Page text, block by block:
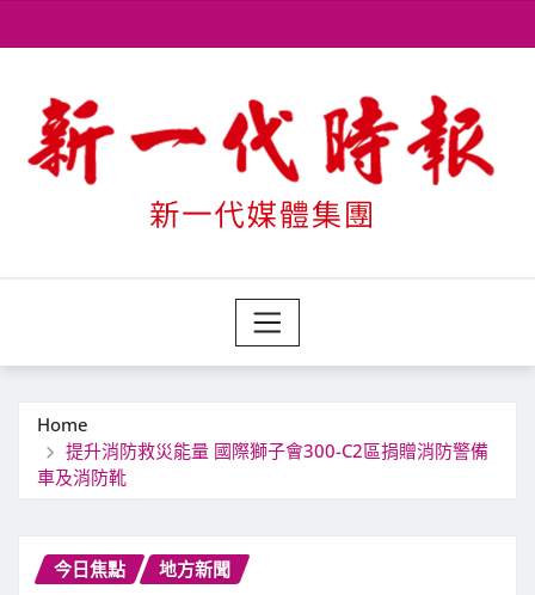
to
Home
提升消防救災能量 國際獅子會300-C2區捐贈消防警備
車及消防靴
今日焦點 地方新聞